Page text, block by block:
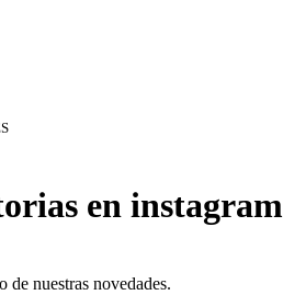
en instagram
de nuestras novedades.